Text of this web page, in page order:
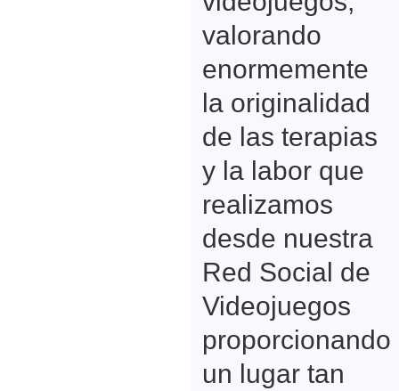
valorando
enormemente
la originalidad
de las terapias
y la labor que
realizamos
desde nuestra
Red Social de
Videojuegos
proporcionando
un lugar tan